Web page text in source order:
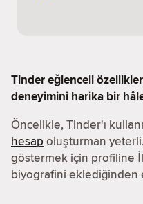
Tinder eğlenceli
deneyimini harika bir
Öncelikle, Tinder'ı
hesap oluşturman
göstermek için profiline
biyografini eklediğinden